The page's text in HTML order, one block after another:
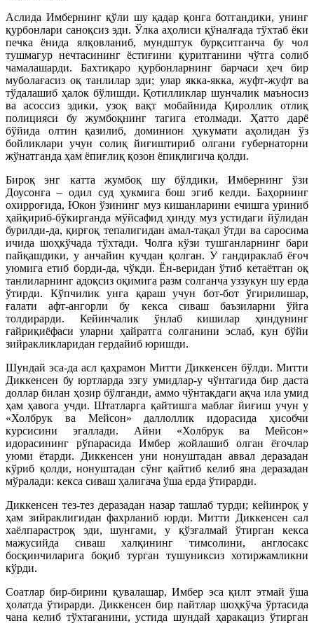
Аслида Имбернинг қўли шу қадар қонга ботгандики, унинг
қурбонлари саноқсиз эди. Ўлка аҳолиси қўналғада тўхтаб ёки
печка ёнида ялқовланиб, мундштук бурқситганча бу чол
тушмагур нечтасининг ёстиғини қуритганини чўтга солиб
чамалашарди. Бахтиқаро қурбонларнинг барчаси ҳеч бир
муболағасиз оқ танлилар эди; улар якка-якка, жуфт-жуфт ва
тўдалашиб ҳалок бўлишди. Қотилликлар шунчалик маъносиз
ва асоссиз эдики, узоқ вақт мобайнида Қироллик отлиқ
полицияси бу жумбоқнинг тагига етолмади. Ҳатто дарё
бўйида олтин қазилиб, доминион ҳукумати аҳолидан ўз
бойликлари учун солиқ йиғиштириб олгани губернаторни
жўнатганда ҳам ёпиғлиқ қозон ёпиқлигича қолди.
Бироқ энг катта жумбоқ шу бўлдики, Имбернинг ўзи
Доусонга – одил суд ҳукмига бош эгиб келди. Баҳорнинг
охирроғида, Юкон ўзининг муз кишанларини ечишга уриниб
ҳайқириб-бўкирганда мўйсафид ҳинду муз устидаги йўлидан
бурилди-да, қирғоқ тепалигидан амал-тақал ўтди ва саросима
ичида шоҳкўчада тўхтади. Чолга кўзи тушганларнинг бари
пайқашдики, у анчайин кучдан қолган. У гандираклаб ёғоч
уюмига етиб борди-да, чўкди. Ён-веридан ўтиб кетаётган оқ
танлиларнинг адоқсиз оқимига разм солганча уззукун шу ерда
ўтирди. Кўпчилик унга қараш учун бот-бот ўгирилишар,
ғалати афт-ангорли бу кекса сиваш баъзиларни ўйга
толдирарди. Кейинчалик ўнлаб кишилар ҳиндунинг
ғайриқиёфаси уларни ҳайратга солганини эслаб, кун бўйи
зийракликларидан гердайиб юришди.
Шундай эса-да асл қаҳрамон Митти Диккенсен бўлди. Митти
Диккенсен бу юртларда эзгу умидлар-у чўнтагида бир даста
доллар билан ҳозир бўлганди, аммо чўнтакдаги ақча ила умид
ҳам ҳавога учди. Штатларга қайтишга маблағ йиғиш учун у
«Холбрук ва Мейсон» даллоллик идорасида ҳисобчи
курсисини эгаллади. Айни «Холбрук ва Мейсон»
идорасининг рўпарасида Имбер жойлашиб олган ёғочлар
уюми ётарди. Диккенсен уни нонуштадан аввал деразадан
кўриб қолди, нонуштадан сўнг қайтиб келиб яна деразадан
мўралади: кекса сиваш ҳалигача ўша ерда ўтирарди.
Диккенсен тез-тез деразадан назар ташлаб турди; кейинроқ у
ҳам зийраклигидан фахрланиб юрди. Митти Диккенсен сал
хаёлпарастроқ эди, шунгами, у қўзғалмай ўтирган кекса
мажусийда сиваш халқининг тимсолини, англосакс
босқинчиларига боқиб турган тушуниксиз хотиржамликни
кўрди.
Соатлар бир-бирини қувалашар, Имбер эса қилт этмай ўша
ҳолатда ўтирарди. Диккенсен бир пайтлар шоҳкўча ўртасида
чана келиб тўхтаганини, устида шундай ҳаракациз ўтирган